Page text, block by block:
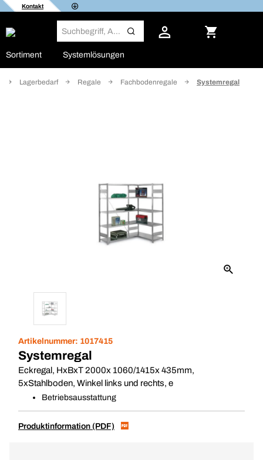
Kontakt
Sortiment Systemlösungen
Lagerbedarf Regale Fachbodenregale Systemregal
Artikelnummer: 1017415
Systemregal
Eckregal, HxBxT 2000x 1060/1415x 435mm,
5xStahlboden, Winkel links und rechts, e
Betriebsausstattung
Produktinformation (PDF)